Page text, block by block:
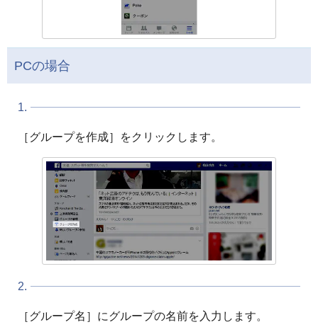
PCの場合
1.
［グループを作成］をクリックします。
2.
［グループ名］にグループの名前を入力します。